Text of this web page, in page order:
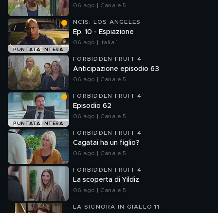
06 ago | Canale 5
PUNTATA INTERA
NCIS: LOS ANGELES
Ep. 10 - Espiazione
06 ago | Italia 1
FORBIDDEN FRUIT 4
Anticipazione episodio 63
06 ago | Canale 5
PUNTATA INTERA
FORBIDDEN FRUIT 4
Episodio 62
06 ago | Canale 5
FORBIDDEN FRUIT 4
Cagatai ha un figlio?
06 ago | Canale 5
FORBIDDEN FRUIT 4
La scoperta di Yildiz
06 ago | Canale 5
LA SIGNORA IN GIALLO 11